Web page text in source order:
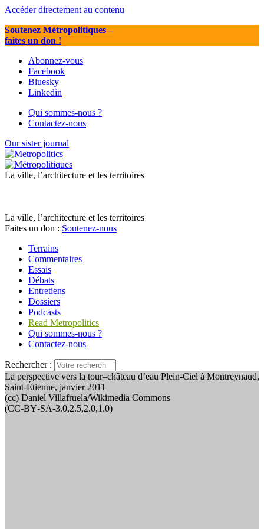
Accéder directement au contenu
Soutenez Métropolitiques–
faites un don !
Abonnez-vous
Facebook
Bluesky
Linkedin
Qui sommes-nous ?
Contactez-nous
Our sister journal
La ville, l’architecture et les territoires
La ville, l’architecture et les territoires
Faites un don : Soutenez-nous
Terrains
Commentaires
Essais
Débats
Entretiens
Dossiers
Podcasts
Read Metropolitics
Qui sommes-nous ?
Contactez-nous
Rechercher :
La perspective vers la tour–château d’eau Plein-Ciel à Montreynaud,
Saint-Étienne, janvier 2011
(cc) Daniel Villafruela/Wikimedia Commons
(CC‑BY‑SA‑3.0,2.5,2.0,1.0)